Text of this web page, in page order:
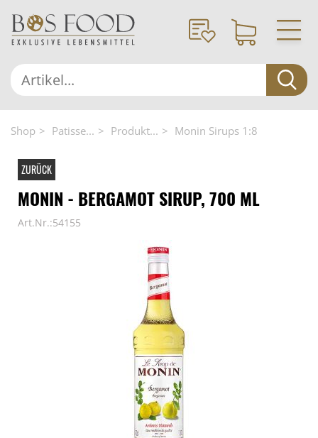
Shop Patisse... Produkt... Monin Sirups 1:8
ZURÜCK
MONIN - BERGAMOT SIRUP, 700 ML
Art.Nr.:54155